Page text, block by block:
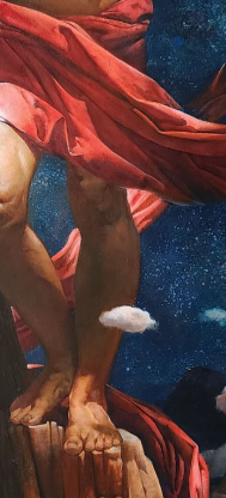
Контакты
Rakov
special